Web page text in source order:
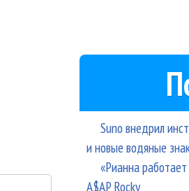
Suno внедрил
и новые водяные
«Рианна
A$AP Rocky